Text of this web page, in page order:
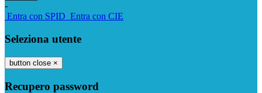
-
Entra con SPID Entra con CIE
Seleziona utente
button close ×
Recupero password